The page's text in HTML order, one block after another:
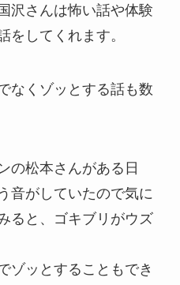
沢さんは怖い話や体験
をしてくれます。
なくゾッとする話も数
の松本さんがある日
音がしていたので気に
ると、ゴキブリがウズ
ゾッとすることもでき